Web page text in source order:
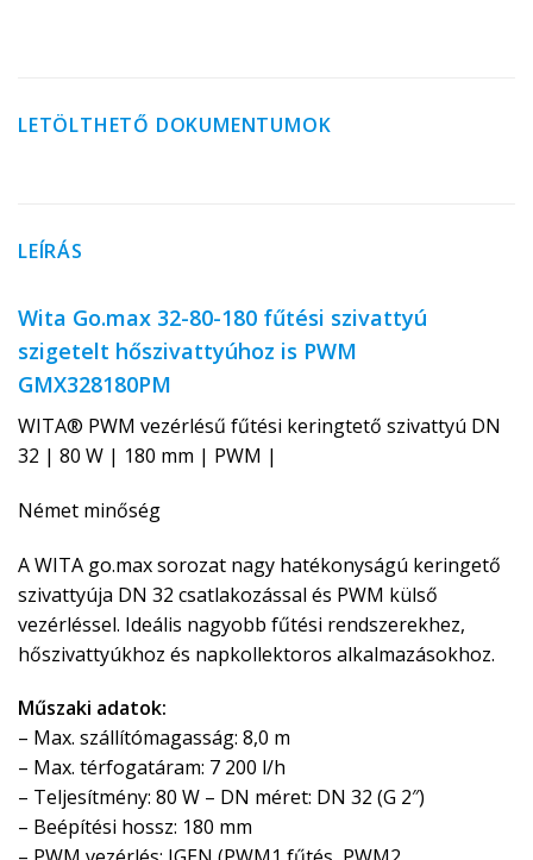
LETÖLTHETŐ DOKUMENTUMOK
LEÍRÁS
Wita Go.max 32-80-180 fűtési szivattyú
szigetelt hőszivattyúhoz is PWM
GMX328180PM
WITA® PWM vezérlésű fűtési keringtető szivattyú DN
32 | 80 W | 180 mm | PWM |
Német minőség
A WITA go.max sorozat nagy hatékonyságú keringető
szivattyúja DN 32 csatlakozással és PWM külső
vezérléssel. Ideális nagyobb fűtési rendszerekhez,
hőszivattyúkhoz és napkollektoros alkalmazásokhoz.
Műszaki adatok:
– Max. szállítómagasság: 8,0 m
– Max. térfogatáram: 7 200 l/h
– Teljesítmény: 80 W – DN méret: DN 32 (G 2″)
– Beépítési hossz: 180 mm